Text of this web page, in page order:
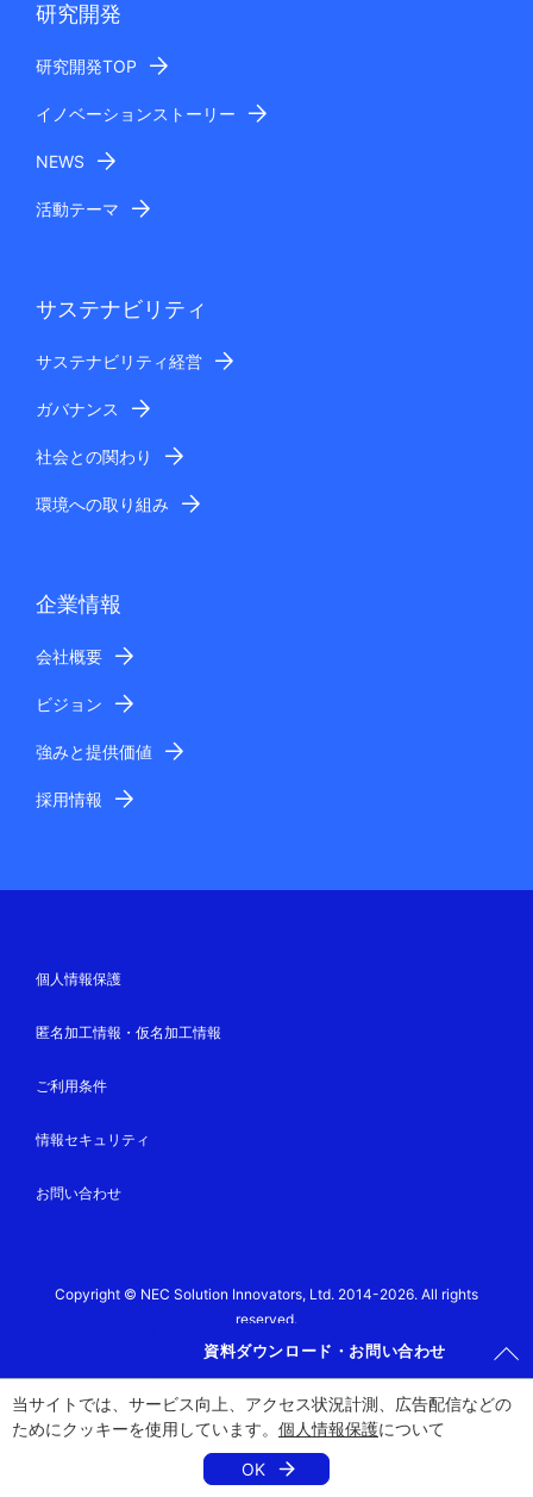
当サイトでは、サービス向上、アクセス状況計測、広告配信などの
ためにクッキーを使用しています。 個人情報保護について
OK
資料ダウンロード・お問い合わせ
研究開発
研究開発TOP
イノベーションストーリー
NEWS
活動テーマ
サステナビリティ
サステナビリティ経営
ガバナンス
社会との関わり
環境への取り組み
企業情報
会社概要
ビジョン
強みと提供価値
採用情報
個人情報保護
匿名加工情報・仮名加工情報
ご利用条件
情報セキュリティ
お問い合わせ
Copyright © NEC Solution Innovators, Ltd. 2014-2026. All rights
reserved.